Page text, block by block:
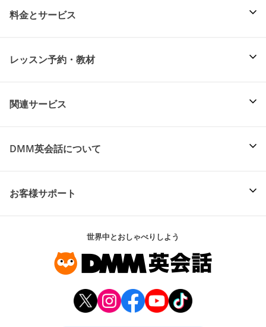
料金とサービス
レッスン予約・教材
関連サービス
DMM英会話について
お客様サポート
世界中とおしゃべりしよう